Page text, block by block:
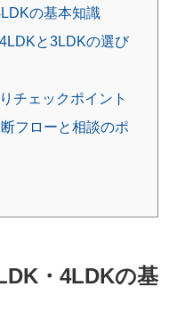
の基本知識
と3LDKの選び
チェックポイント
フローと相談のポ
・4LDKの基